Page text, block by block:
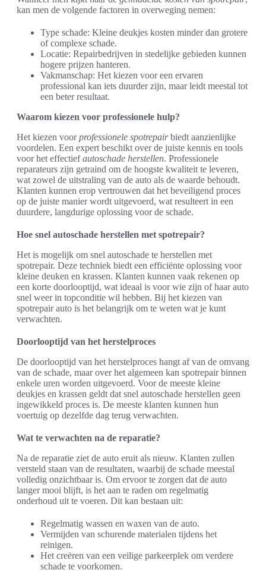
kan men de volgende factoren in overweging nemen:
Type schade: Kleine deukjes kosten minder dan grotere
of complexe schade.
Locatie: Repairbedrijven in stedelijke gebieden kunnen
hogere prijzen hanteren.
Vakmanschap: Het kiezen voor een ervaren
professional kan iets duurder zijn, maar leidt meestal tot
een beter resultaat.
Waarom kiezen voor professionele hulp?
Het kiezen voorprofessionele spotrepairbiedt aanzienlijke
voordelen. Een expert beschikt over de juiste kennis en tools
voor het effectiefautoschade herstellen. Professionele
reparateurs zijn getraind om de hoogste kwaliteit te leveren,
wat zowel de uitstraling van de auto als de waarde behoudt.
Klanten kunnen erop vertrouwen dat het beveiligend proces
op de juiste manier wordt uitgevoerd, wat resulteert in een
duurdere, langdurige oplossing voor de schade.
Hoe snel autoschade herstellen met spotrepair?
Het is mogelijk om snel autoschade te herstellen met
spotrepair. Deze techniek biedt een efficiënte oplossing voor
kleine deuken en krassen. Klanten kunnen vaak rekenen op
een korte doorlooptijd, wat ideaal is voor wie zijn of haar auto
snel weer in topconditie wil hebben. Bij het kiezen van
spotrepair auto is het belangrijk om te weten wat je kunt
verwachten.
Doorlooptijd van het herstelproces
De doorlooptijd van het herstelproces hangt af van de omvang
van de schade, maar over het algemeen kan spotrepair binnen
enkele uren worden uitgevoerd. Voor de meeste kleine
deukjes en krassen geldt dat snel autoschade herstellen geen
ingewikkeld proces is. De meeste klanten kunnen hun
voertuig op dezelfde dag terug verwachten.
Wat te verwachten na de reparatie?
Na de reparatie ziet de auto eruit als nieuw. Klanten zullen
versteld staan van de resultaten, waarbij de schade meestal
volledig onzichtbaar is. Om ervoor te zorgen dat de auto
langer mooi blijft, is het aan te raden om regelmatig
onderhoud uit te voeren. Dit kan bestaan uit:
Regelmatig wassen en waxen van de auto.
Vermijden van schurende materialen tijdens het
reinigen.
Het creëren van een veilige parkeerplek om verdere
schade te voorkomen.